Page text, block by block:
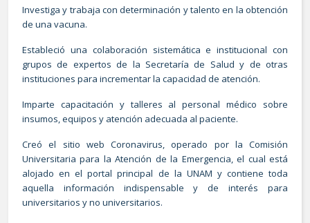
Investiga y trabaja con determinación y talento en la obtención
de una vacuna.
Estableció una colaboración sistemática e institucional con
grupos de expertos de la Secretaría de Salud y de otras
instituciones para incrementar la capacidad de atención.
Imparte capacitación y talleres al personal médico sobre
insumos, equipos y atención adecuada al paciente.
Creó el sitio web Coronavirus, operado por la Comisión
Universitaria para la Atención de la Emergencia, el cual está
alojado en el portal principal de la UNAM y contiene toda
aquella información indispensable y de interés para
universitarios y no universitarios.